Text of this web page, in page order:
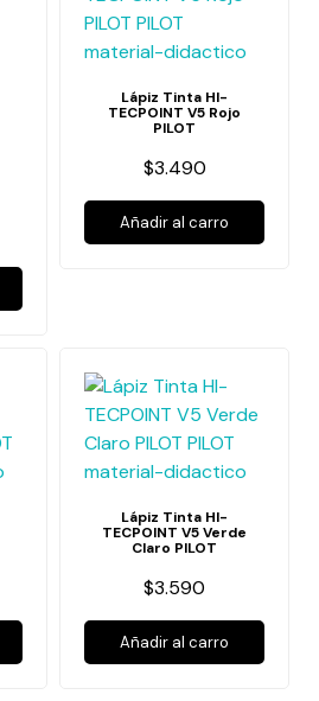
Lápiz Tinta HI-
TECPOINT V5 Rojo
PILOT
$3.490
Añadir al carro
Lápiz Tinta HI-
TECPOINT V5 Verde
Claro PILOT
$3.590
Añadir al carro